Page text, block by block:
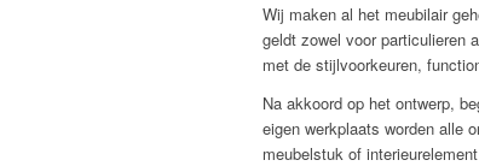
Wij maken al het meubilair
geldt zowel voor particulieren
met de stijlvoorkeuren,
Na akkoord op het ontwerp,
eigen werkplaats worden alle
meubelstuk of